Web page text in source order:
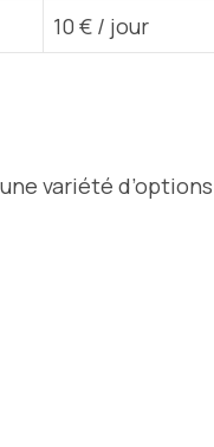
10 € / jour
variété